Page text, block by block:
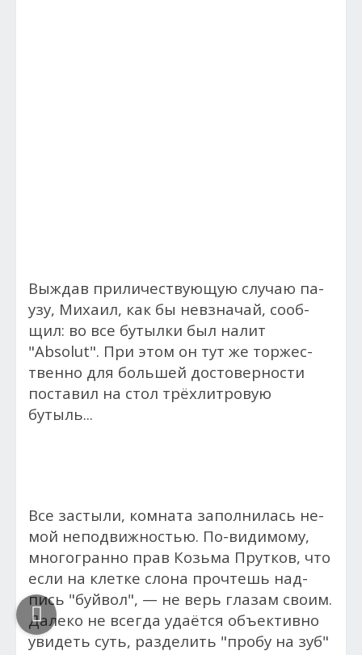
Выж­дав при­личес­тву­ющую слу­чаю па­
узу, Ми­ха­ил, как бы нев­зна­чай, со­об­
щил: во все бутыл­ки был на­лит
"Absolut". При этом он тут же тор­жес­
твен­но для боль­шей дос­то­вер­ности
пос­та­вил на стол трёхлитровую
бутыль...
Все зас­ты­ли, ком­на­та за­пол­ни­лась не­
мой не­под­вижностью. По-ви­димо­му,
многогранно прав Козь­ма Прут­ков, что
ес­ли на клет­ке сло­на проч­тешь над­
пись "буй­вол", — не верь гла­зам сво­им.
Далеко не всег­да уда­ёт­ся объ­ек­тивно
уви­деть суть, раз­де­лить "про­бу на зуб"